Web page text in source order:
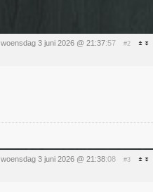
woensdag 3 juni 2026 @ 21:37:57 #2
woensdag 3 juni 2026 @ 21:38:08 #3